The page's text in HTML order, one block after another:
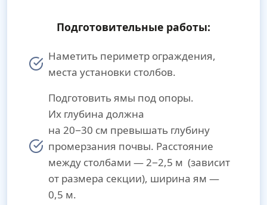
Подготовительные работы:
Наметить периметр ограждения,
места установки столбов.
Подготовить ямы под опоры.
Их глубина должна
на 20−30 см превышать глубину
промерзания почвы. Расстояние
между столбами — 2−2,5 м (зависит
от размера секции), ширина ям —
0,5 м.